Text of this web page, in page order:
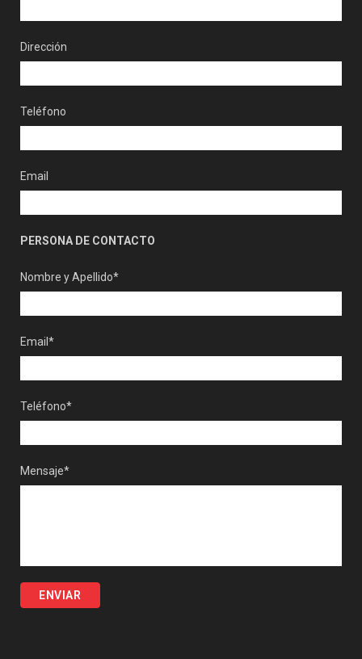
Dirección
Teléfono
Email
PERSONA DE CONTACTO
Nombre y Apellido*
Email*
Teléfono*
Mensaje*